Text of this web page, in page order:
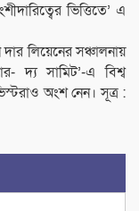
ভিত্তিতে’ এ
লিয়েনের সঞ্চালনায়
দ্য সামিট’-এ বিশ্ব
অংশ নেন। সূত্র :